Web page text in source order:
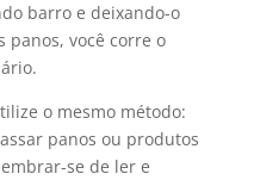
barro e deixando-o
panos, você corre o
o mesmo método:
panos ou produtos
se de ler e